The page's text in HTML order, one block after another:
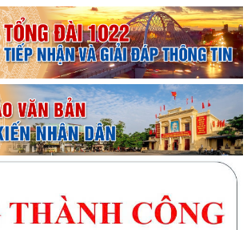
nghĩa tình buổi gặp mặt kỷ niệm 65 năm Thảm
“Từ nỗi đau...
Kế...